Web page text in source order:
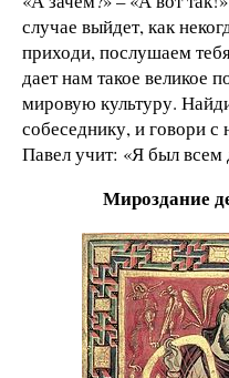
случае выйдет, как
приходи, послушаем
дает нам такое великое
мировую культуру.
собеседнику, и говори с
Павел учит: «Я был всем
Мироздание